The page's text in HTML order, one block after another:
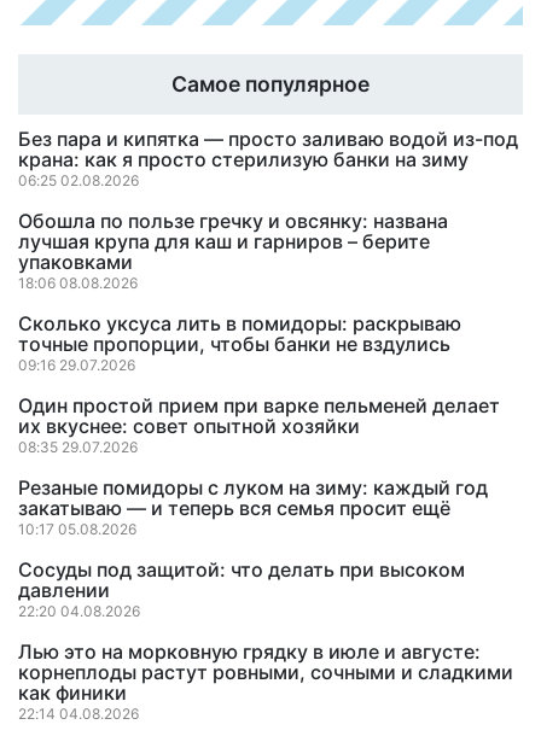
Самое популярное
Без пара и кипятка — просто заливаю водой из-под
крана: как я просто стерилизую банки на зиму
06:25 02.08.2026
Обошла по пользе гречку и овсянку: названа
лучшая крупа для каш и гарниров – берите
упаковками
18:06 08.08.2026
Сколько уксуса лить в помидоры: раскрываю
точные пропорции, чтобы банки не вздулись
09:16 29.07.2026
Один простой прием при варке пельменей делает
их вкуснее: совет опытной хозяйки
08:35 29.07.2026
Резаные помидоры с луком на зиму: каждый год
закатываю — и теперь вся семья просит ещё
10:17 05.08.2026
Сосуды под защитой: что делать при высоком
давлении
22:20 04.08.2026
Лью это на морковную грядку в июле и августе:
корнеплоды растут ровными, сочными и сладкими
как финики
22:14 04.08.2026